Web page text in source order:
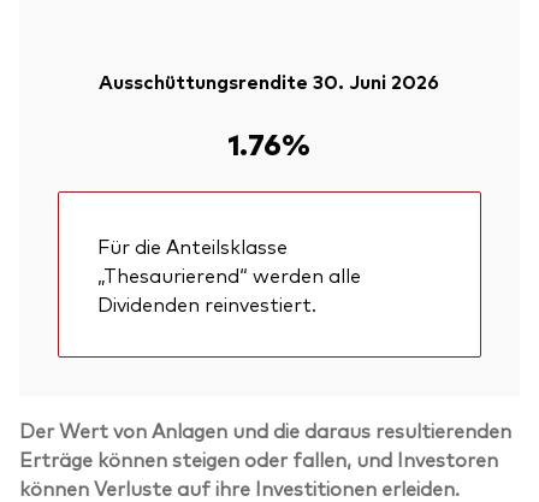
Ausschüttungsrendite 30. Juni 2026
1.76%
Für die Anteilsklasse
„Thesaurierend“ werden alle
Dividenden reinvestiert.
Der Wert von Anlagen und die daraus resultierenden
Erträge können steigen oder fallen, und Investoren
können Verluste auf ihre Investitionen erleiden.